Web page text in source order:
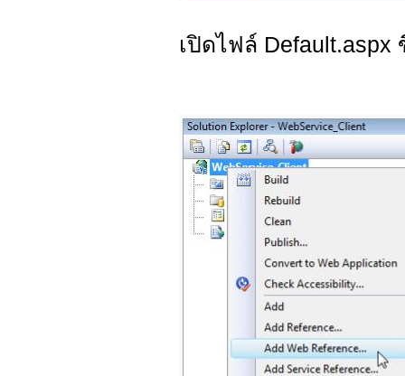
เปิดไฟล์ Default.aspx